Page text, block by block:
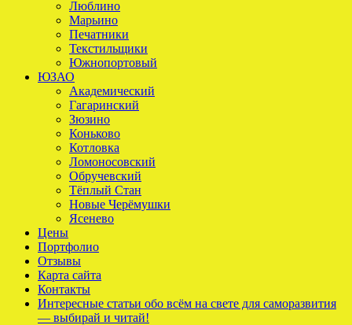
Люблино
Марьино
Печатники
Текстильщики
Южнопортовый
ЮЗАО
Академический
Гагаринский
Зюзино
Коньково
Котловка
Ломоносовский
Обручевский
Тёплый Стан
Новые Черёмушки
Ясенево
Цены
Портфолио
Отзывы
Карта сайта
Контакты
Интересные статьи обо всём на свете для саморазвития
— выбирай и читай!